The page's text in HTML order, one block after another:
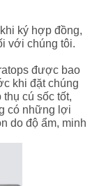
ký hợp đồng,
với chúng tôi.
được bao
khi đặt chúng
cú sốc tốt,
có những lợi
do độ ẩm, minh